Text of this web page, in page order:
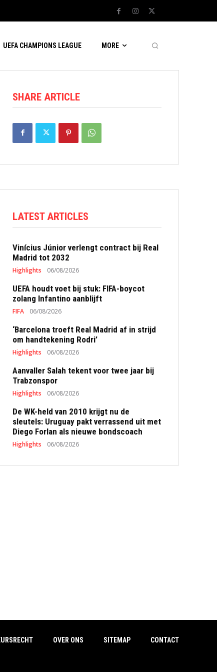
UEFA CHAMPIONS LEAGUE MORE
SHARE ARTICLE
LATEST ARTICLES
Vinícius Júnior verlengt contract bij Real
Madrid tot 2032
Highlights 06/08/2026
UEFA houdt voet bij stuk: FIFA-boycot
zolang Infantino aanblijft
FIFA 06/08/2026
‘Barcelona troeft Real Madrid af in strijd
om handtekening Rodri’
Highlights 06/08/2026
Aanvaller Salah tekent voor twee jaar bij
Trabzonspor
Highlights 06/08/2026
De WK-held van 2010 krijgt nu de
sleutels: Uruguay pakt verrassend uit met
Diego Forlan als nieuwe bondscoach
Highlights 06/08/2026
OVER ONS SITEMAP CONTACT